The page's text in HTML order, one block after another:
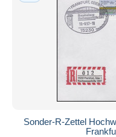
Sonder-R-Zettel